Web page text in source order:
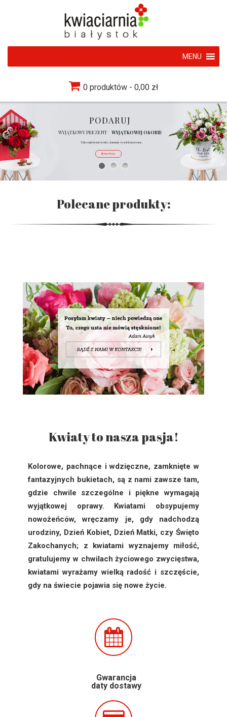
MENU
0 produktów 0,00 zł
WYJĄTKOWYPREZENT
PODARUJ
Tylko najświeższe kwiaty, starannie wyselekcjonowane.
Flower boxy
WYJĄTKOWEJOSOBIE
Polecane produkty:
Kwiaty to nasza pasja!
Kolorowe, pachnące i wdzięczne, zamknięte w
fantazyjnych bukietach, są z nami zawsze tam,
gdzie chwile szczególne i piękne wymagają
wyjątkowej oprawy. Kwiatami obsypujemy
nowożeńców, wręczamy je, gdy nadchodzą
urodziny, Dzień Kobiet, Dzień Matki, czy Święto
Zakochanych; z kwiatami wyznajemy miłość,
gratulujemy w chwilach życiowego zwycięstwa,
kwiatami wyrażamy wielką radość i szczęście,
gdy na świecie pojawia się nowe życie.
Gwarancja
daty dostawy